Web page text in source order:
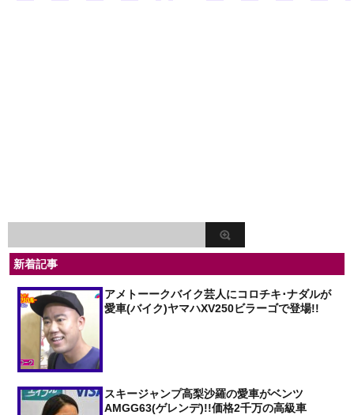
新着記事
アメトーークバイク芸人にコロチキ･ナダルが
愛車(バイク)ヤマハXV250ビラーゴで登場!!
スキージャンプ高梨沙羅の愛車がベンツ
AMGG63(ゲレンデ)!!価格2千万の高級車